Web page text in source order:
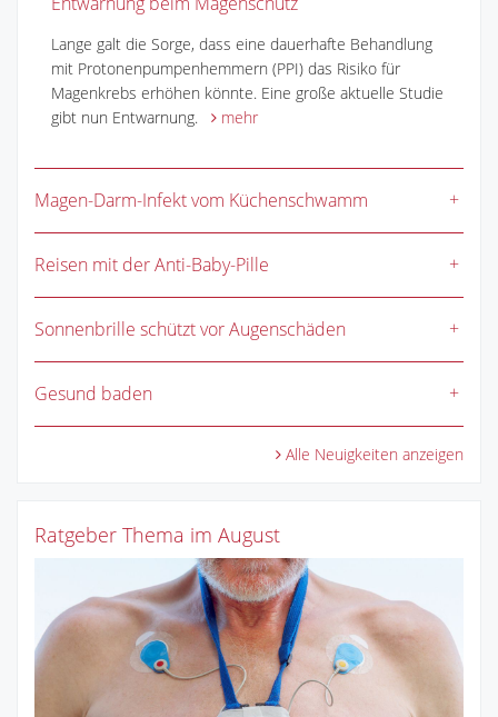
Lange galt die Sorge, dass eine dauerhafte Behandlung
mit Protonenpumpenhemmern (PPI) das Risiko für
Magenkrebs erhöhen könnte. Eine große aktuelle Studie
gibt nun Entwarnung.
mehr
Magen-Darm-Infekt vom Küchenschwamm
Reisen mit der Anti-Baby-Pille
Sonnenbrille schützt vor Augenschäden
Gesund baden
Alle Neuigkeiten anzeigen
Ratgeber Thema im August